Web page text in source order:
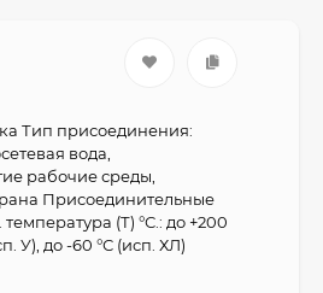
Тип присоединения:
вода,
рабочие среды,
Присоединительные
(Т) °С.: до +200
У), до -60 °С (исп. ХЛ)